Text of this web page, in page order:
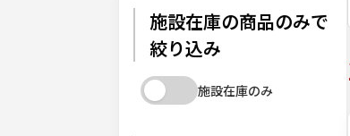
施設在庫の商品のみで
絞り込み
施設在庫のみ